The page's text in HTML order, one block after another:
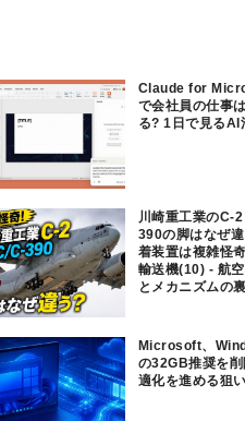
Claude for
で会社員の仕事
る? 1日で見るAI
川崎重工業のC-
390の脚はなぜ
着装置は複雑怪
輸送機(10) - 航
とメカニズムの
Microsoft、
の32GB推奨を
適化を進める狙